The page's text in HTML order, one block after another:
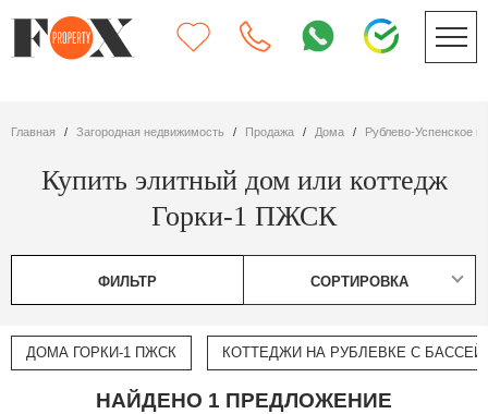
Главная Загородная недвижимость Продажа дома Рублево-Успенское
Купить элитный дом или коттедж
Горки-1 ПЖСК
ФИЛЬТР СОРТИРОВКА
ДОМА ГОРКИ-1 ПЖСК КОТТЕДЖИ НА РУБЛЕВКЕ С
НАЙДЕНО 1 ПРЕДЛОЖЕНИЕ